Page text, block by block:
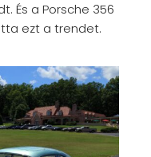
És a Porsche 356
ezt a trendet.